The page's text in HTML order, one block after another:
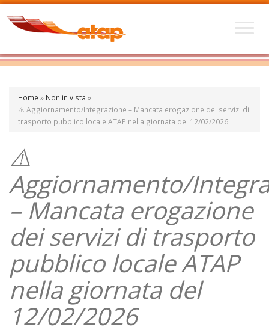
Home » Non in vista »
⚠️ Aggiornamento/Integrazione – Mancata erogazione dei servizi di
trasporto pubblico locale ATAP nella giornata del 12/02/2026
⚠️
Aggiornamento/
– Mancata erogazione
dei servizi di trasporto
pubblico locale ATAP
nella giornata del
12/02/2026